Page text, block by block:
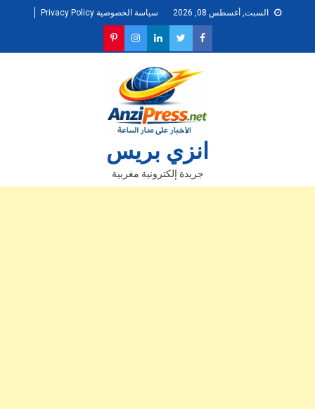
السبت, أغسطس 08, 2026 سياسة الخصوصية Privacy Policy
انزي بريس
جريدة إلكترونية مغربية